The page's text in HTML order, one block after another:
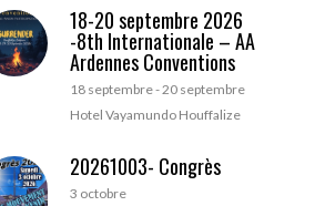
18-20 septembre 2026
-8th Internationale – AA
Ardennes Conventions
18 septembre-20 septembre
Hotel Vayamundo Houffalize
20261003- Congrès
3 octobre